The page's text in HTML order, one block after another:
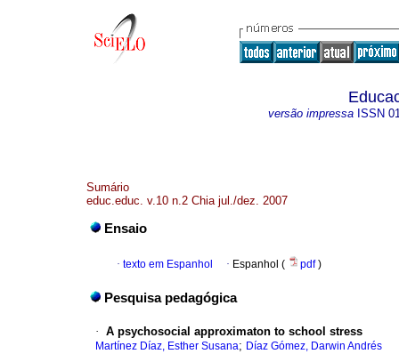
versão impressa ISSN
Sumário
educ.educ. v.10 n.2 Chia jul./dez. 2007
Ensaio
· texto em Espanhol · Espanhol ( pdf)
Pesquisa pedagógica
· A psychosocial approximaton to school stress
Martínez Díaz, Esther Susana; Díaz Gómez, Darwin Andrés